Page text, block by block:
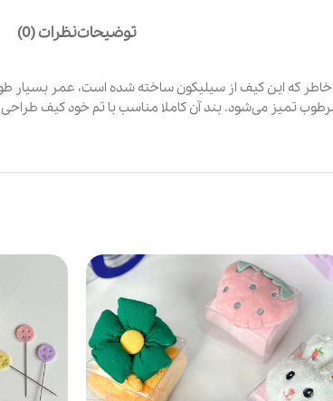
توضیحاتنظرات (0)
که این کیف از سیلیکون ساخته شده است، عمر بسیار
تمیز می‌شود. بند آن کاملا مناسب با تم خود کیف